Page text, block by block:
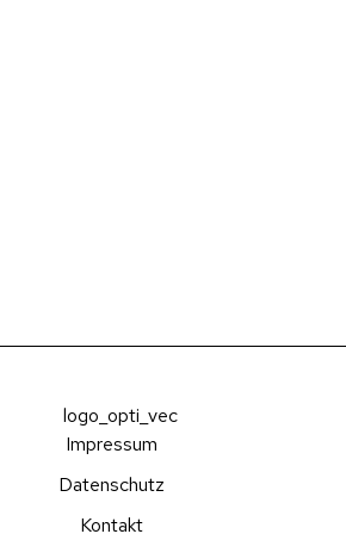
Impressum
Datenschutz
Kontakt